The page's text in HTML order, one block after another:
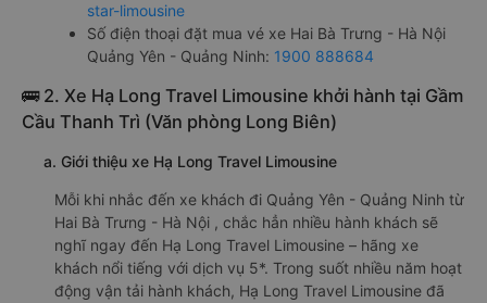
star-limousine
Số điện thoại đặt mua vé xe Hai Bà Trưng - Hà Nội
Quảng Yên - Quảng Ninh: 1900 888684
🚌 2. Xe Hạ Long Travel Limousine khởi hành tại Gầm
Cầu Thanh Trì (Văn phòng Long Biên)
a. Giới thiệu xe Hạ Long Travel Limousine
Mỗi khi nhắc đến xe khách đi Quảng Yên - Quảng Ninh từ
Hai Bà Trưng - Hà Nội , chắc hẳn nhiều hành khách sẽ
nghĩ ngay đến Hạ Long Travel Limousine – hãng xe
khách nổi tiếng với dịch vụ 5*. Trong suốt nhiều năm hoạt
động vận tải hành khách, Hạ Long Travel Limousine đã